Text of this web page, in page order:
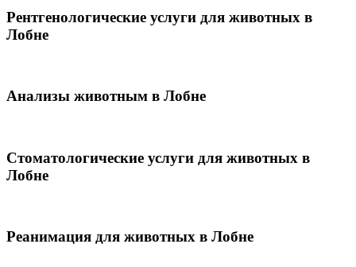
Рентгенологические услуги для животных в
Лобне
Анализы животным в Лобне
Стоматологические услуги для животных в
Лобне
Реанимация для животных в Лобне